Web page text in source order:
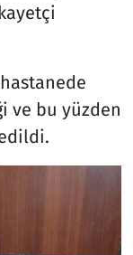
ve bu yüzden